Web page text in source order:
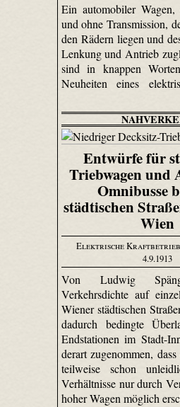
Ein automobiler Wagen,
und ohne Transmission,
den Rädern liegen und
Lenkung und Antrieb
sind in knappen
Neuheiten eines
Entwürfe für
Triebwagen und
Omnibusse
städtischen
Wien
Elektrische
4.9.1913
Von Ludwig
Verkehrsdichte auf
Wiener städtischen
dadurch bedingte
Endstationen im Stadt-
derart zugenommen,
teilweise schon
Verhältnisse nur durch
hoher Wagen möglich